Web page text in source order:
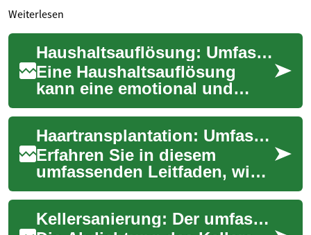
Weiterlesen
Haushaltsauflösung: Umfassender Leitfaden für eine stressfreie Räumung
Eine Haushaltsauflösung
kann eine emotional und
logistisch herausfordernde
Aufgabe sein. Ob nach einem
Todesfall, bei...
Haartransplantation: Umfassender Leitfaden moderner Methoden
Erfahren Sie in diesem
umfassenden Leitfaden, wie
moderne
Haartransplantationen
funktionieren, welche
Kellersanierung: Der umfassende Leitfaden zur Feuchtigkeitsbekämpfung